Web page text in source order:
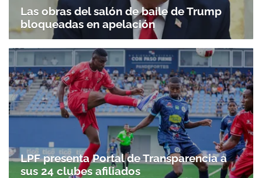
Las obras del salón de baile de Trump
bloqueadas en apelación
LPF presenta Portal de Transparencia a
sus 24 clubes afiliados